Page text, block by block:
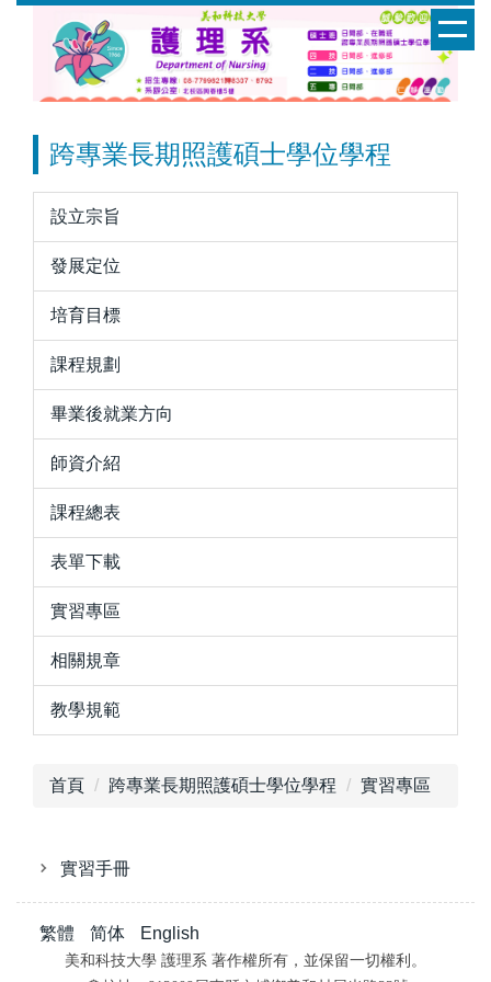
跨專業長期照護碩士學位學程
設立宗旨
發展定位
培育目標
課程規劃
畢業後就業方向
師資介紹
課程總表
表單下載
實習專區
相關規章
教學規範
首頁 跨專業長期照護碩士學位學程 實習專區
實習手冊
繁體 简体 English
美和科技大學 護理系 著作權所有，並保留一切權利。